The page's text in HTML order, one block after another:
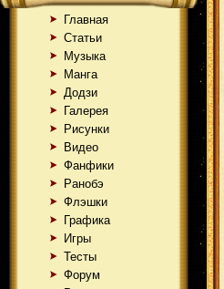
Главная
Статьи
Музыка
Манга
Додзи
Галерея
Рисунки
Видео
Фанфики
Ранобэ
Флэшки
Графика
Игры
Тесты
Форум